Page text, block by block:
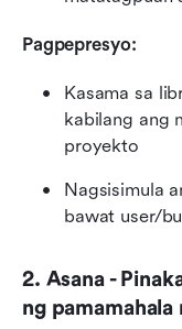
Pagpepresyo:
Kasama sa
kabilang ang
proyekto
Nagsisimula
bawat user/
2. Asana -
ng